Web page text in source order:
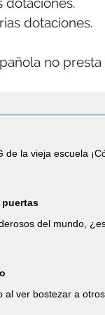
dotaciones.
no
de la vieja escuela
puertas
del mundo,
al ver bostezar a otros